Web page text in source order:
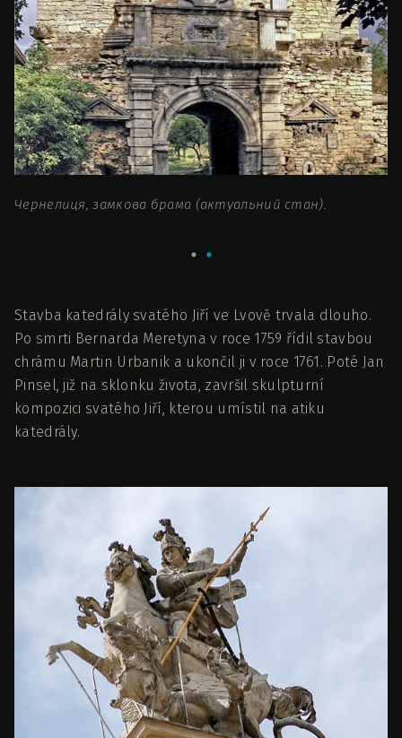
Чернелиця, замкова брама (актуальний стан).
Stavba katedrály svatého Jiří ve Lvově trvala dlouho.
Po smrti Bernarda Meretyna v roce 1759 řídil stavbou
chrámu Martin Urbanik a ukončil ji v roce 1761. Poté Jan
Pinsel, již na sklonku života, završil skulpturní
kompozici svatého Jiří, kterou umístil na atiku
katedrály.